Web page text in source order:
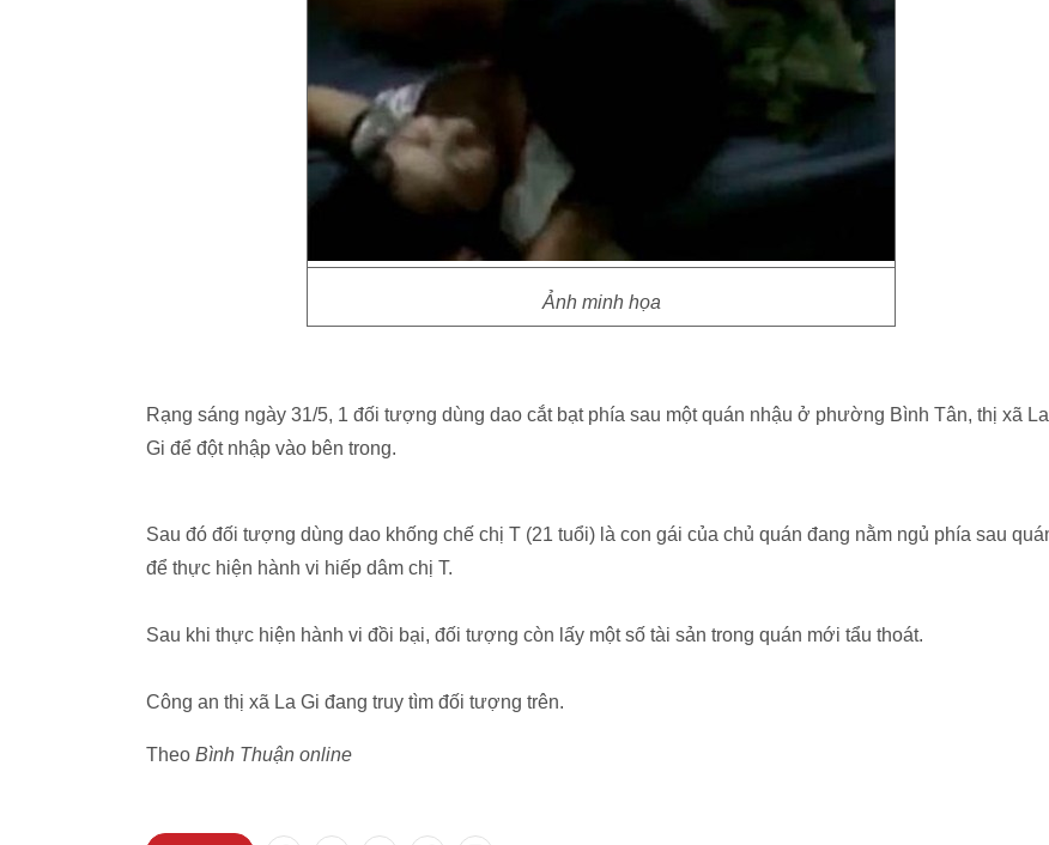
Ảnh minh họa
Rạng sáng ngày 31/5, 1 đối tượng dùng dao cắt bạt phía sau một quán nhậu ở phường Bình Tân, thị xã La
Gi để đột nhập vào bên trong.
Sau đó đối tượng dùng dao khống chế chị T (21 tuổi) là con gái của chủ quán đang nằm ngủ phía sau
để thực hiện hành vi hiếp dâm chị T.
Sau khi thực hiện hành vi đồi bại, đối tượng còn lấy một số tài sản trong quán mới tẩu thoát.
Công an thị xã La Gi đang truy tìm đối tượng trên.
Theo Bình Thuận online